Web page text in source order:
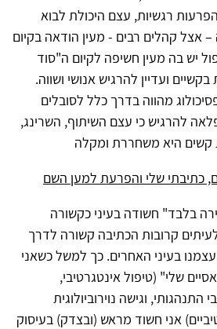
רגשיות, עצם היכולת לבוא
– אצל קהלים רבים - מעין הודאה בקיום
יש בה מעין חשיפה לקיום ה"סוד
ועדיין להרגיש אנושי ושווה.
מהווה בדרך כלל לסובלים
להרגיש כי עצם השיתוף, השרינג,
היא משחררת ומקלה
כתיבתי שלי והפרעת למען השם
בלבד" חשודה בעיני כקשורה
קרובות הכתיבה קשורה לדרך
בעיני האחרים. כך למשל כשאני
שלי" (טיפול אינטגרטיבי,
התנהגותי, וגישה נוירוביולוגית
אני חשוד מראש (ובצדק) בעיסוק